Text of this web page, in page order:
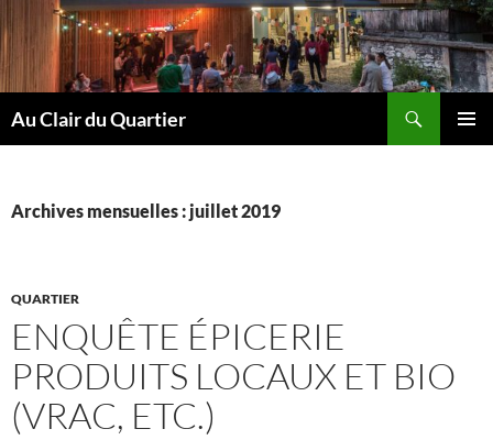
au
contenu
Au Clair du Quartier
Archives mensuelles : juillet 2019
QUARTIER
ENQUÊTE ÉPICERIE
PRODUITS LOCAUX ET BIO
(VRAC, ETC.)